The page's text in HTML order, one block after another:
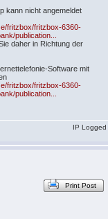
kann nicht angemeldet
fritzbox/fritzbox-6360-
publication...
daher in Richtung der
Software mit
fritzbox/fritzbox-6360-
publication...
IP Logged
Print Post